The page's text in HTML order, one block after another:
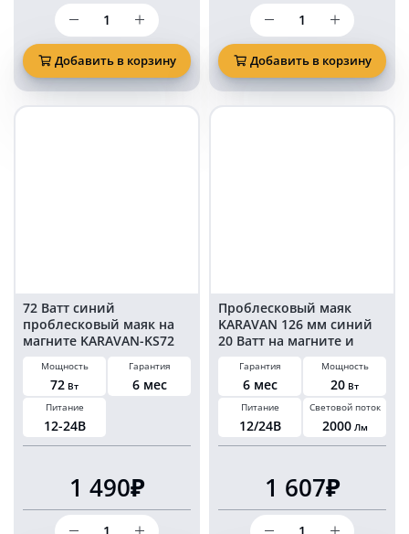
Количество
товара
Проблесковый
маяк
KARAVAN
65
мм
Добавить в корзину
Количество
товара
Проблесковый
маяк
KARAVAN
92
мм
Добавить в корзину
72 Ватт синий
проблесковый маяк на
магните KARAVAN-KS72
Мощность
72 Вт
Гарантия
6 мес
Питание
12-24В
1 490₽
Количество
Проблесковый маяк
KARAVAN 126 мм синий
20 Ватт на магните и
болтах в прикуриватель
Гарантия
6 мес
Мощность
20 Вт
Питание
12/24В
Световой поток
2000 Лм
1 607₽
Количество